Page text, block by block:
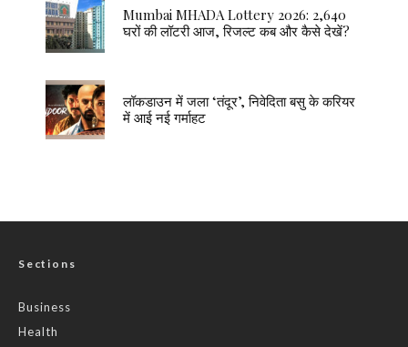
Mumbai MHADA Lottery 2026: 2,640
घरों की लॉटरी आज, रिजल्ट कब और कैसे देखें?
लॉकडाउन में जला ‘तंदूर’, निवेदिता बसु के करियर
में आई नई गर्माहट
Sections
Business
Health